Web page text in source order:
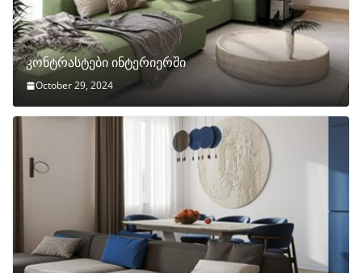
კონტრასტები ინტერიერში
October 29, 2024